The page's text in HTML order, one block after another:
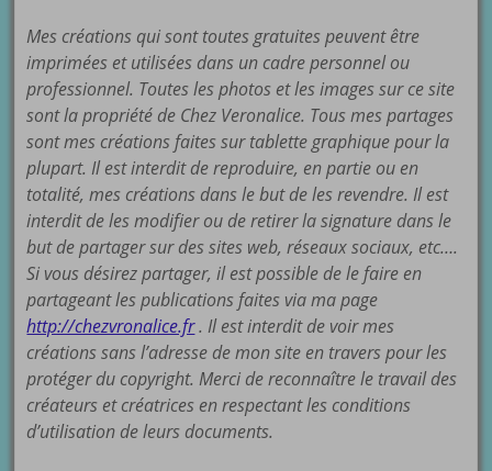
Mes créations qui sont toutes gratuites peuvent être
imprimées et utilisées dans un cadre personnel ou
professionnel. Toutes les photos et les images sur ce site
sont la propriété de Chez Veronalice. Tous mes partages
sont mes créations faites sur tablette graphique pour la
plupart. Il est interdit de reproduire, en partie ou en
totalité, mes créations dans le but de les revendre. Il est
interdit de les modifier ou de retirer la signature dans le
but de partager sur des sites web, réseaux sociaux, etc….
Si vous désirez partager, il est possible de le faire en
partageant les publications faites via ma page
http://chezvronalice.fr. Il est interdit de voir mes
créations sans l’adresse de mon site en travers pour les
protéger du copyright. Merci de reconnaître le travail des
créateurs et créatrices en respectant les conditions
d’utilisation de leurs documents.